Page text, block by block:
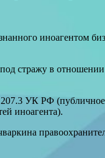
иноагентом
под стражу в
УК РФ
иноагента).